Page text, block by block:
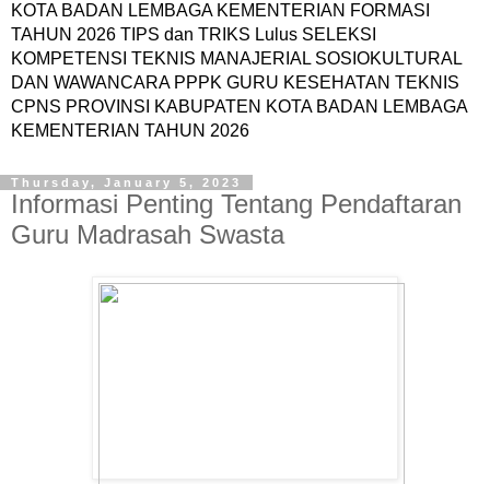
KOTA BADAN LEMBAGA KEMENTERIAN FORMASI
TAHUN 2026 TIPS dan TRIKS Lulus SELEKSI
KOMPETENSI TEKNIS MANAJERIAL SOSIOKULTURAL
DAN WAWANCARA PPPK GURU KESEHATAN TEKNIS
CPNS PROVINSI KABUPATEN KOTA BADAN LEMBAGA
KEMENTERIAN TAHUN 2026
Thursday, January 5, 2023
Informasi Penting Tentang Pendaftaran
Guru Madrasah Swasta